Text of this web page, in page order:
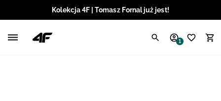
Kolekcja 4F | Tomasz Fornal już jest!
1